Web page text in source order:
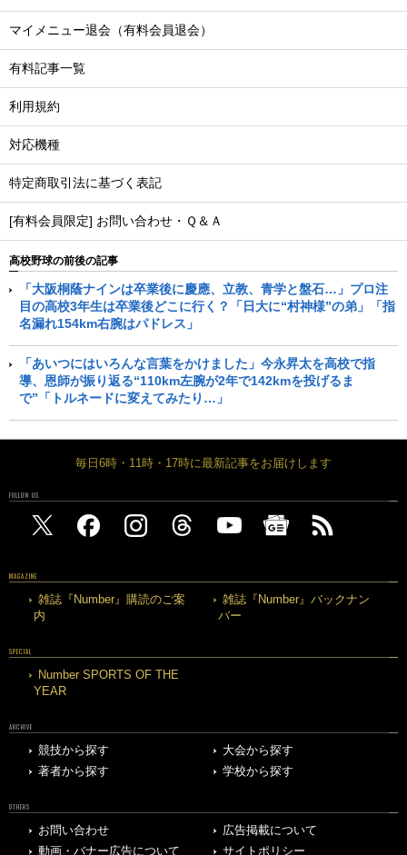
マイメニュー退会（有料会員退会）
有料記事一覧
利用規約
対応機種
特定商取引法に基づく表記
[有料会員限定] お問い合わせ・Ｑ＆Ａ
高校野球の前後の記事
「大阪桐蔭ナインは卒業後に慶應、立教、青学と盤石…」プロ注
目の高校3年生は卒業後どこに行く？「日大に“村神様”の弟」「指
名漏れ154km右腕はパドレス」
「あいつにはいろんな言葉をかけました」今永昇太を高校で指
導、恩師が振り返る“110km左腕が2年で142kmを投げるま
で”「トルネードに変えてみたり…」
毎日6時・11時・17時に最新記事をお届けします
FOLLOW US
MAGAZINE
雑誌『Number』購読のご案
内
雑誌『Number』バックナン
バー
SPECIAL
Number SPORTS OF THE
YEAR
ARCHIVE
競技から探す
大会から探す
著者から探す
学校から探す
OTHERS
お問い合わせ
広告掲載について
動画・バナー広告について
サイトポリシー